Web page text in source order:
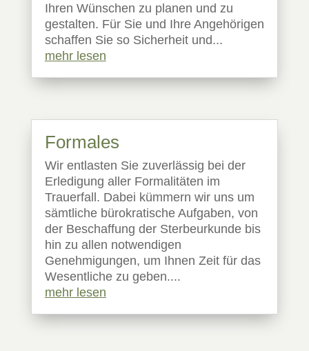
Ihren Wünschen zu planen und zu
gestalten. Für Sie und Ihre Angehörigen
schaffen Sie so Sicherheit und...
mehr lesen
Formales
Wir entlasten Sie zuverlässig bei der
Erledigung aller Formalitäten im
Trauerfall. Dabei kümmern wir uns um
sämtliche bürokratische Aufgaben, von
der Beschaffung der Sterbeurkunde bis
hin zu allen notwendigen
Genehmigungen, um Ihnen Zeit für das
Wesentliche zu geben....
mehr lesen